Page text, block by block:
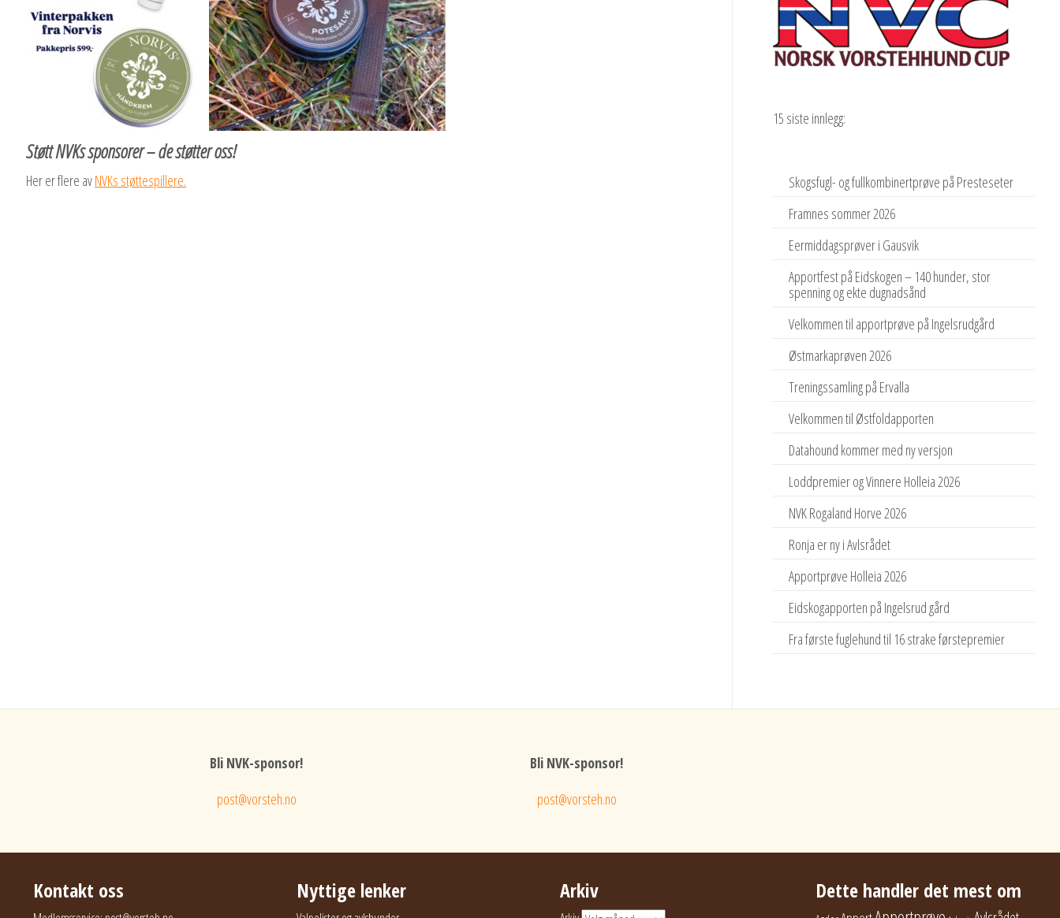
Støtt NVKs sponsorer – de støtter oss!
Her er flere avNVKs støttespillere.
15 siste innlegg:
Skogsfugl- og fullkombinertprøve på Presteseter
Framnes sommer 2026
Eermiddagsprøver i Gausvik
Apportfest på Eidskogen – 140 hunder, stor
spenning og ekte dugnadsånd
Velkommen til apportprøve på Ingelsrudgård
Østmarkaprøven 2026
Treningssamling på Ervalla
Velkommen til Østfoldapporten
Datahound kommer med ny versjon
Loddpremier og Vinnere Holleia 2026
NVK Rogaland Horve 2026
Ronja er ny i Avlsrådet
Apportprøve Holleia 2026
Eidskogapporten på Ingelsrud gård
Fra første fuglehund til 16 strake førstepremier
Bli NVK-sponsor!
post@vorsteh.no
Bli NVK-sponsor!
post@vorsteh.no
Kontakt oss Nyttige lenker Arkiv Dette handler det mest om